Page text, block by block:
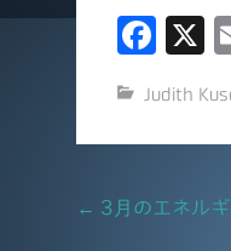
F
c
e
X
Judith
Post
← 3月のエネル